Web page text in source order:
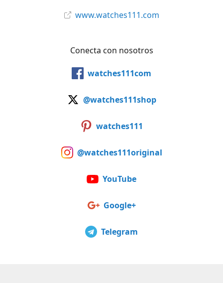
www.watches111.com
Conecta con nosotros
watches111com
@watches111shop
watches111
@watches111original
YouTube
Google+
Telegram